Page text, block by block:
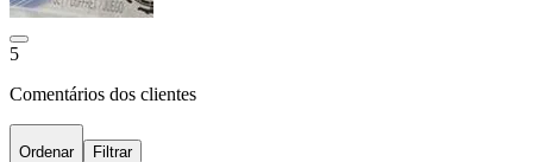
5
Comentários dos clientes
Ordenar Filtrar